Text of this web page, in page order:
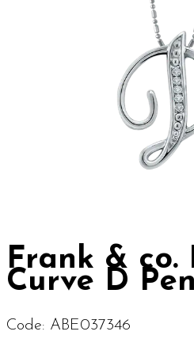
Frank & co.
Curve D
Code: ABE037346